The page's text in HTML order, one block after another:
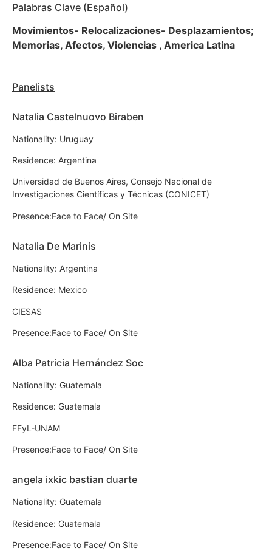
Palabras Clave (Español)
Movimientos- Relocalizaciones- Desplazamientos;
Memorias, Afectos, Violencias , America Latina
Panelists
Natalia Castelnuovo Biraben
Nationality: Uruguay
Residence: Argentina
Universidad de Buenos Aires, Consejo Nacional de
Investigaciones Científicas y Técnicas (CONICET)
Presence:Face to Face/ On Site
Natalia De Marinis
Nationality: Argentina
Residence: Mexico
CIESAS
Presence:Face to Face/ On Site
Alba Patricia Hernández Soc
Nationality: Guatemala
Residence: Guatemala
FFyL-UNAM
Presence:Face to Face/ On Site
angela ixkic bastian duarte
Nationality: Guatemala
Residence: Guatemala
Presence:Face to Face/ On Site